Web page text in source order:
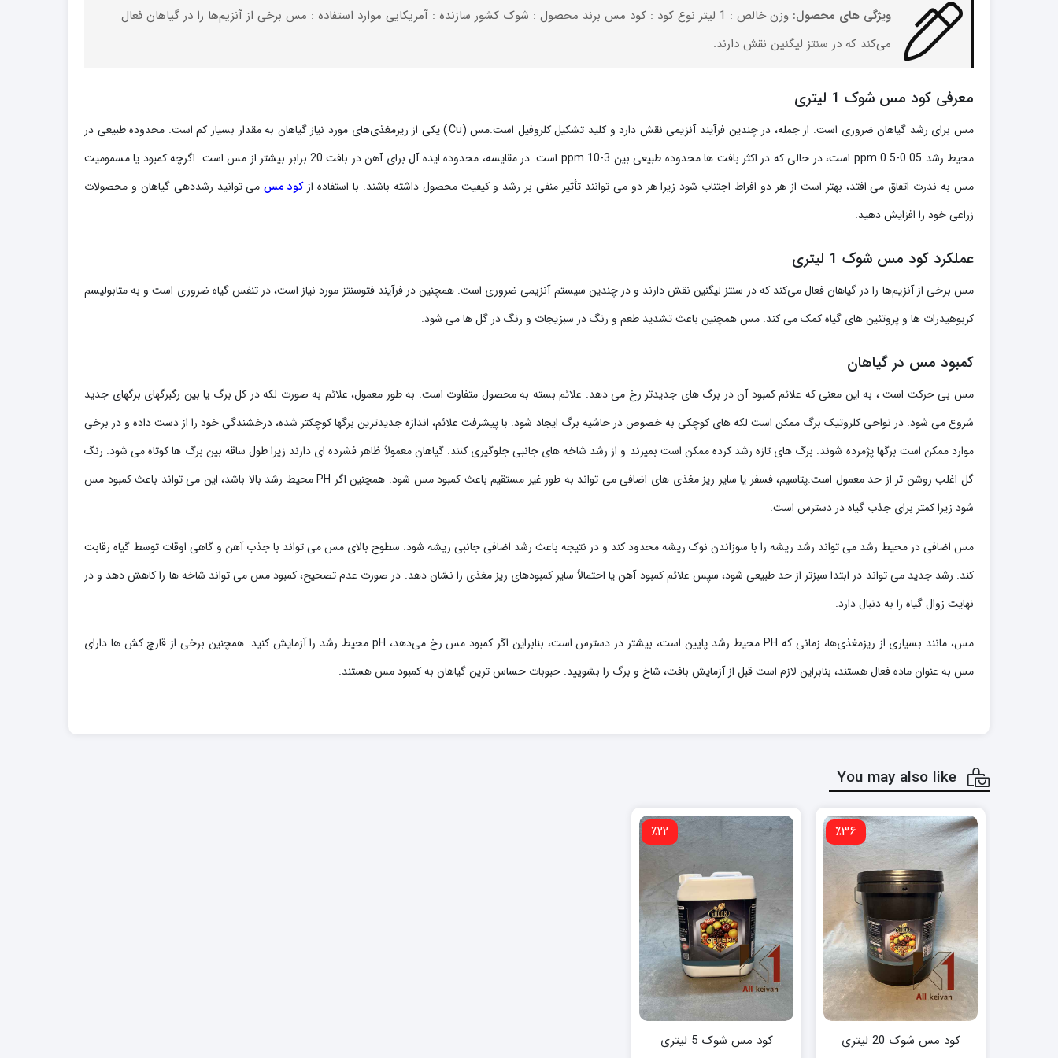
ویژگی های محصول:
وزن خالص : 1 لیتر نوع کود : کود مس برند محصول : شوک کشور سازنده : آمریکایی موارد استفاده : مس برخی از آنزیم‌ها را در گیاهان فعال
می‌کند که در سنتز لیگنین نقش دارند.
معرفی کود مس شوک 1 لیتری
مس برای رشد گیاهان ضروری است. از جمله، در چندین فرآیند آنزیمی نقش دارد و کلید تشکیل کلروفیل است.مس (Cu) یکی از ریزمغذی‌های مورد نیاز گیاهان به مقدار بسیار کم است. محدوده طبیعی در
محیط رشد 0.05-0.5 ppm است، در حالی که در اکثر بافت ها محدوده طبیعی بین 3-10 ppm است. در مقایسه، محدوده ایده آل برای آهن در بافت 20 برابر بیشتر از مس است. اگرچه کمبود یا مسمومیت
مس به ندرت اتفاق می افتد، بهتر است از هر دو افراط اجتناب شود زیرا هر دو می توانند تأثیر منفی بر رشد و کیفیت محصول داشته باشند. با استفاده ازکود مسمی توانید رشددهی گیاهان و محصولات
زراعی خود را افزایش دهید.
عملکرد کود مس شوک 1 لیتری
مس برخی از آنزیم‌ها را در گیاهان فعال می‌کند که در سنتز لیگنین نقش دارند و در چندین سیستم آنزیمی ضروری است. همچنین در فرآیند فتوسنتز مورد نیاز است، در تنفس گیاه ضروری است و به متابولیسم
کربوهیدرات ها و پروتئین های گیاه کمک می کند. مس همچنین باعث تشدید طعم و رنگ در سبزیجات و رنگ در گل ها می شود.
کمبود مس در گیاهان
مس بی حرکت است ، به این معنی که علائم کمبود آن در برگ های جدیدتر رخ می دهد. علائم بسته به محصول متفاوت است. به طور معمول، علائم به صورت لکه در کل برگ یا بین رگبرگهای برگهای جدید
شروع می شود. در نواحی کلروتیک برگ ممکن است لکه های کوچکی به خصوص در حاشیه برگ ایجاد شود. با پیشرفت علائم، اندازه جدیدترین برگها کوچکتر شده، درخشندگی خود را از دست داده و در برخی
موارد ممکن است برگها پژمرده شوند. برگ های تازه رشد کرده ممکن است بمیرند و از رشد شاخه های جانبی جلوگیری کنند. گیاهان معمولاً ظاهر فشرده ای دارند زیرا طول ساقه بین برگ ها کوتاه می شود. رنگ
گل اغلب روشن تر از حد معمول است.پتاسیم، فسفر یا سایر ریز مغذی های اضافی می تواند به طور غیر مستقیم باعث کمبود مس شود. همچنین اگر PH محیط رشد بالا باشد، این می تواند باعث کمبود مس
شود زیرا کمتر برای جذب گیاه در دسترس است.
مس اضافی در محیط رشد می تواند رشد ریشه را با سوزاندن نوک ریشه محدود کند و در نتیجه باعث رشد اضافی جانبی ریشه شود. سطوح بالای مس می تواند با جذب آهن و گاهی اوقات توسط گیاه رقابت
کند. رشد جدید می تواند در ابتدا سبزتر از حد طبیعی شود، سپس علائم کمبود آهن یا احتمالاً سایر کمبودهای ریز مغذی را نشان دهد. در صورت عدم تصحیح، کمبود مس می تواند شاخه ها را کاهش دهد و در
نهایت زوال گیاه را به دنبال دارد.
مس، مانند بسیاری از ریزمغذی‌ها، زمانی که PH محیط رشد پایین است، بیشتر در دسترس است، بنابراین اگر کمبود مس رخ می‌دهد، pH محیط رشد را آزمایش کنید. همچنین برخی از قارچ کش ها دارای
مس به عنوان ماده فعال هستند، بنابراین لازم است قبل از آزمایش بافت، شاخ و برگ را بشویید. حبوبات حساس ترین گیاهان به کمبود مس هستند.
٪36
کود مس شوک 20 لیتری
٪22
کود مس شوک 5 لیتری